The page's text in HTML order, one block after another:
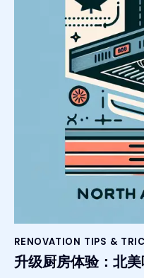
RENOVATION TIPS &
升级厨房体验：北